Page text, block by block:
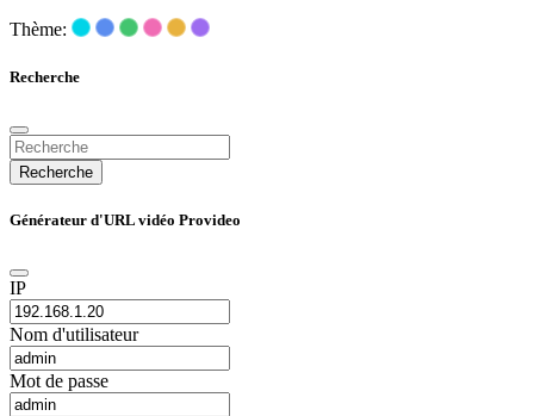
Thème:
Recherche
Recherche
Générateur d'URL vidéo Provideo
IP
Nom d'utilisateur
Mot de passe